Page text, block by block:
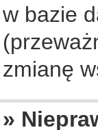
w bazie
zmianę
»